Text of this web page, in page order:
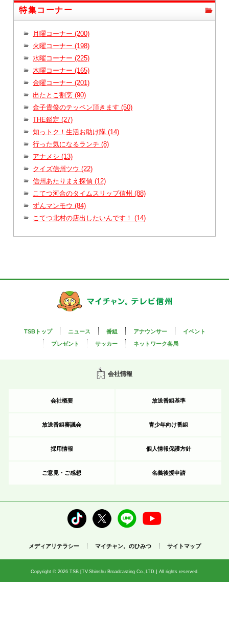
特集コーナー
月曜コーナー (200)
火曜コーナー (198)
水曜コーナー (225)
木曜コーナー (165)
金曜コーナー (201)
出たとこ割烹 (90)
金子貴俊のテッペン頂きます (50)
THE鑑定 (27)
知っトク！生活お助け隊 (14)
行った気になるランチ (8)
アナメシ (13)
クイズ信州ツウ (22)
信州あたりまえ探偵 (12)
こてつ河合のタイムスリップ信州 (88)
ずんマンモウ (84)
こてつ北村の店出したいんです！ (14)
TSBトップ ニュース 番組 アナウンサー
イベント
プレゼント
サッカー ネットワーク各局
会社情報
会社概要 放送番組基準
放送番組審議会 青少年向け番組
採用情報 個人情報保護方針
ご意見・ご感想 名義後援申請
メディアリテラシー マイチャン。のひみつ サイトマップ
Copyright © 2026 TSB [TV.Shinshu Broadcasting Co.,LTD.] All rights reserved.